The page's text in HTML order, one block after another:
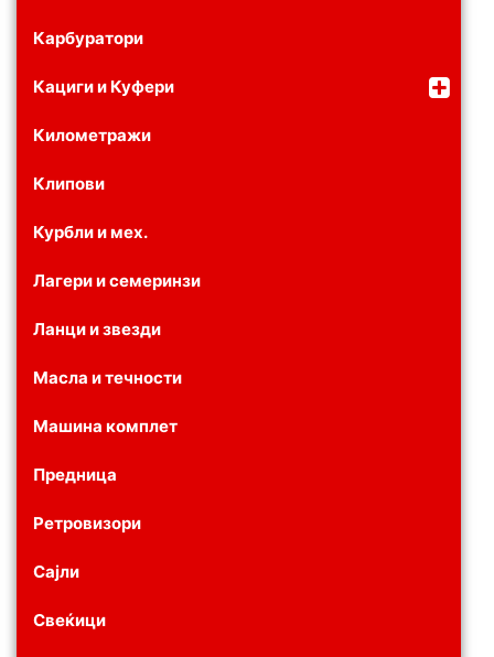
Карбуратори
Кациги и Куфери
Километражи
Клипови
Курбли и мех.
Лагери и семеринзи
Ланци и звезди
Масла и течности
Машина комплет
Предница
Ретровизори
Сајли
Свеќици